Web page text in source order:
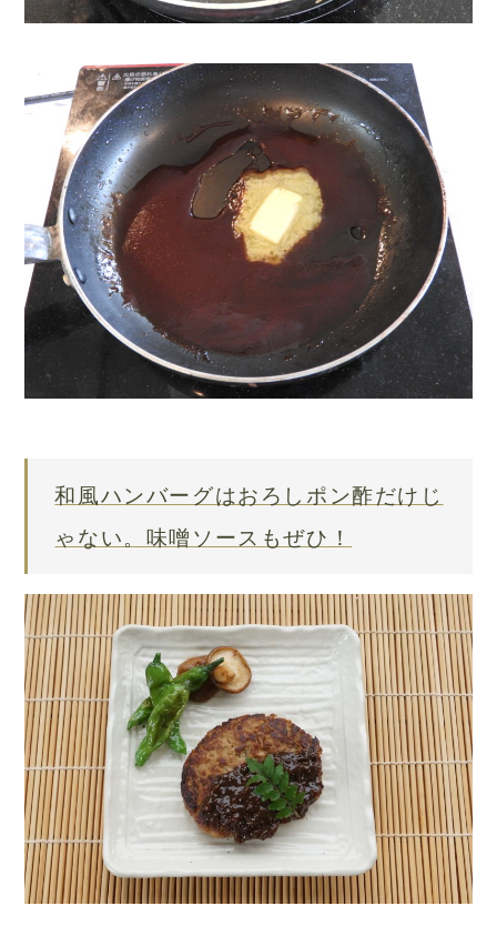
和風ハンバーグはおろしポン酢だけじ
ゃない。味噌ソースもぜひ！